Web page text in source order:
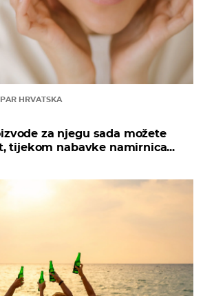
HRVATSKA
za njegu sada možete
tijekom nabavke namirnica...